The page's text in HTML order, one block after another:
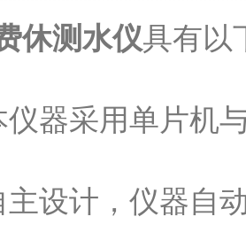
休测水仪具有以
采用单片机与
计，仪器自动